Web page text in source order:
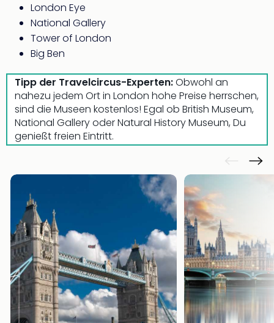
London Eye
National Gallery
Tower of London
Big Ben
Tipp der Travelcircus-Experten:Obwohl an
nahezu jedem Ort in London hohe Preise herrschen,
sind die Museen kostenlos! Egal ob British Museum,
National Gallery oder Natural History Museum, Du
genießt freien Eintritt.